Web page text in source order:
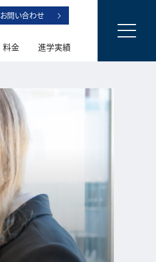
お問い合わせ
料金 進学実績